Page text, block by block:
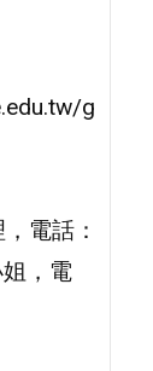
g
電話：
，電